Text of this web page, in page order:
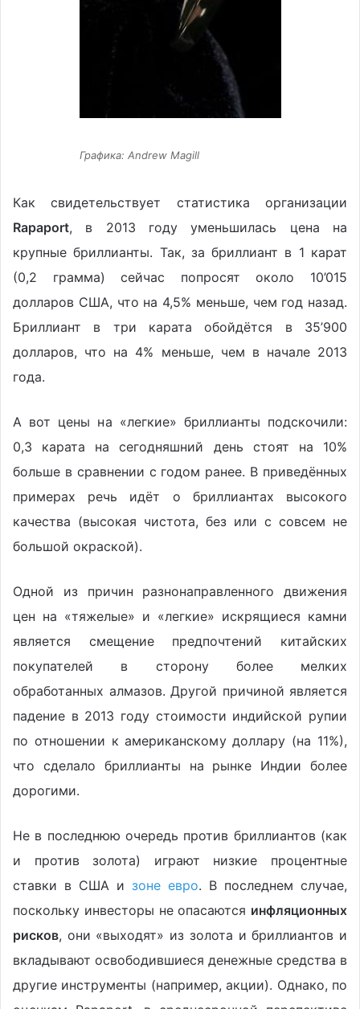
Графика: Andrew Magill
Как свидетельствует статистика организации
Rapaport, в 2013 году уменьшилась цена на
крупные бриллианты. Так, за бриллиант в 1 карат
(0,2 грамма) сейчас попросят около 10’015
долларов США, что на 4,5% меньше, чем год назад.
Бриллиант в три карата обойдётся в 35’900
долларов, что на 4% меньше, чем в начале 2013
года.
А вот цены на «легкие» бриллианты подскочили:
0,3 карата на сегодняшний день стоят на 10%
больше в сравнении с годом ранее. В приведённых
примерах речь идёт о бриллиантах высокого
качества (высокая чистота, без или с совсем не
большой окраской).
Одной из причин разнонаправленного движения
цен на «тяжелые» и «легкие» искрящиеся камни
является смещение предпочтений китайских
покупателей в сторону более мелких
обработанных алмазов. Другой причиной является
падение в 2013 году стоимости индийской рупии
по отношении к американскому доллару (на 11%),
что сделало бриллианты на рынке Индии более
дорогими.
Не в последнюю очередь против бриллиантов (как
и против золота) играют низкие процентные
ставки в США и зоне евро. В последнем случае,
поскольку инвесторы не опасаются инфляционных
рисков, они «выходят» из золота и бриллиантов и
вкладывают освободившиеся денежные средства в
другие инструменты (например, акции). Однако, по